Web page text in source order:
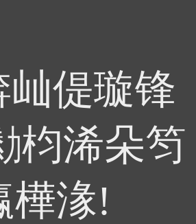
屾偍璇锋
枃浠朵笉
樺湪!